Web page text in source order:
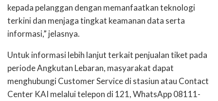
kepada pelanggan dengan memanfaatkan teknologi
terkini dan menjaga tingkat keamanan data serta
informasi,” jelasnya.
Untuk informasi lebih lanjut terkait penjualan tiket pada
periode Angkutan Lebaran, masyarakat dapat
menghubungi Customer Service di stasiun atau Contact
Center KAI melalui telepon di 121, WhatsApp 08111-